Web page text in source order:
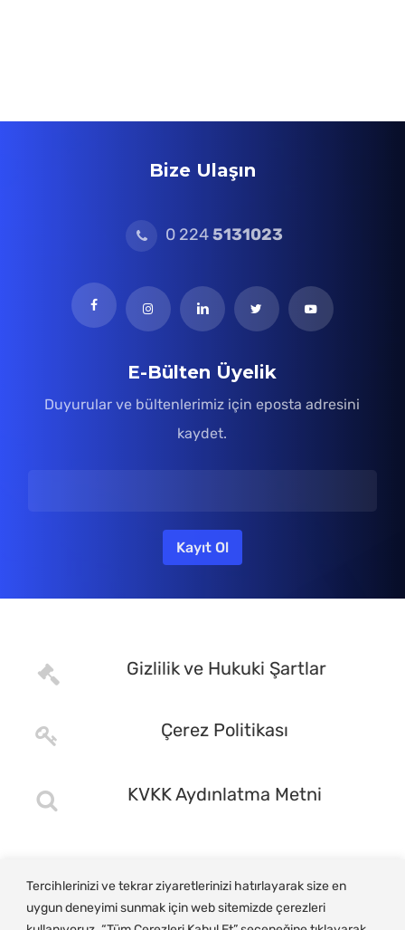
Tercihlerinizi ve tekrar ziyaretlerinizi hatırlayarak size en
uygun deneyimi sunmak için web sitemizde çerezleri
Bize Ulaşın
0 2245131023
E-Bülten Üyelik
Duyurular ve bültenlerimiz için eposta adresini
kaydet.
Gizlilik ve Hukuki Şartlar
Çerez Politikası
KVKK Aydınlatma Metni